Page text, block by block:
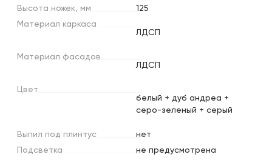
Высота ножек, мм
125
Материал каркаса
ЛДСП
Материал фасадов
ЛДСП
Цвет
белый + дуб андреа +
серо-зеленый + серый
Выпил под плинтус
нет
Подсветка
не предусмотрена